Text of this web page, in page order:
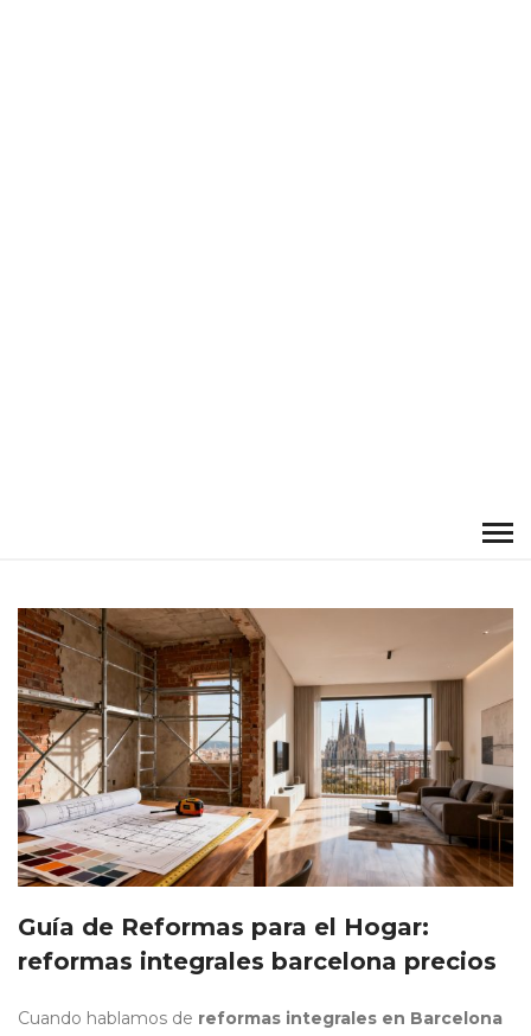
Guía de Reformas para el Hogar:
reformas integrales barcelona precios
Cuando hablamos de reformas integrales en Barcelona